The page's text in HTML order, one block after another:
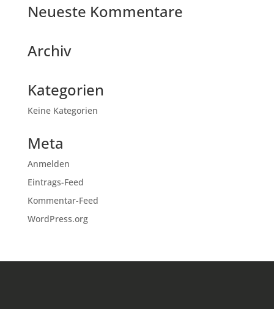
Neueste Kommentare
Archiv
Kategorien
Keine Kategorien
Meta
Anmelden
Eintrags-Feed
Kommentar-Feed
WordPress.org